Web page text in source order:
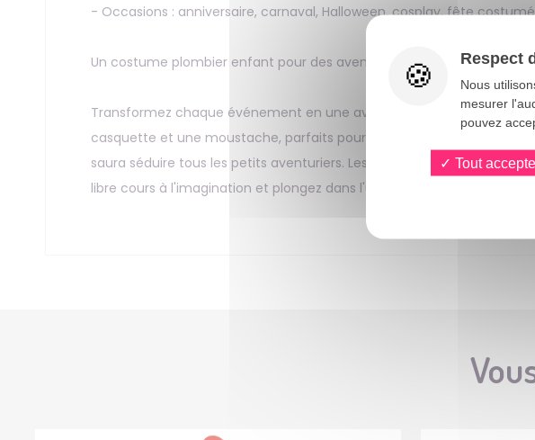
- Occasions : anniversaire, carnaval, Halloween, cosplay, fête
Un costume plombier enfant pour des aventures festives !
Transformez chaque événement en une aventure mémorable
casquette et une moustache, parfaits pour incarner un héros des
saura séduire tous les petits aventuriers. Les couleurs vives et le
libre cours à l'imagination et plongez dans l'univers du jeu de rôle
Respect
Nous
mesurer
pouvez
Tout